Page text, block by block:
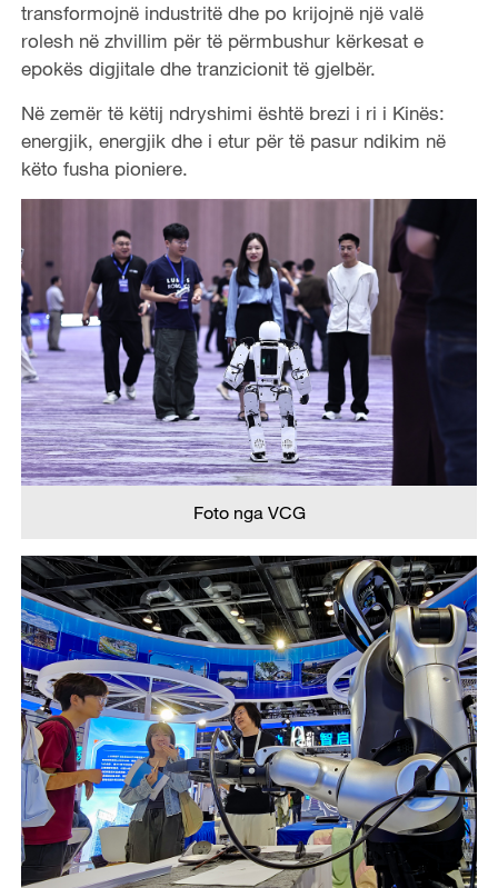
transformojnë industritë dhe po krijojnë një valë
rolesh në zhvillim për të përmbushur kërkesat e
epokës digjitale dhe tranzicionit të gjelbër.
Në zemër të këtij ndryshimi është brezi i ri i Kinës:
energjik, energjik dhe i etur për të pasur ndikim në
këto fusha pioniere.
Foto nga VCG